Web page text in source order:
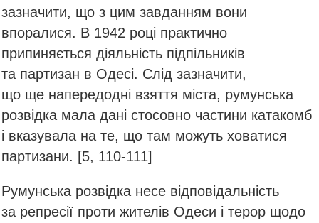
зазначити, що з цим завданням вони
впоралися. В 1942 році практично
припиняється діяльність підпільників
та партизан в Одесі. Слід зазначити,
що ще напередодні взяття міста, румунська
розвідка мала дані стосовно частини катакомб
і вказувала на те, що там можуть ховатися
партизани. [5, 110-111]
Румунська розвідка несе відповідальність
за репресії проти жителів Одеси і терор щодо